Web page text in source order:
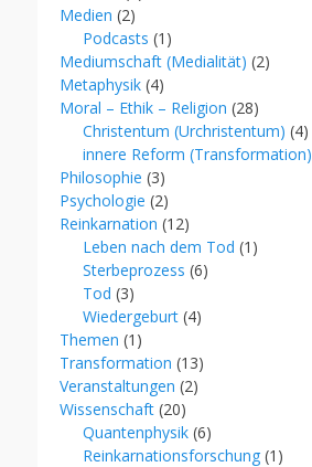
Medien (2)
Podcasts (1)
Mediumschaft (Medialität) (2)
Metaphysik (4)
Moral – Ethik – Religion (28)
Christentum (Urchristentum) (4)
innere Reform (Transformation)
Philosophie (3)
Psychologie (2)
Reinkarnation (12)
Leben nach dem Tod (1)
Sterbeprozess (6)
Tod (3)
Wiedergeburt (4)
Themen (1)
Transformation (13)
Veranstaltungen (2)
Wissenschaft (20)
Quantenphysik (6)
Reinkarnationsforschung (1)